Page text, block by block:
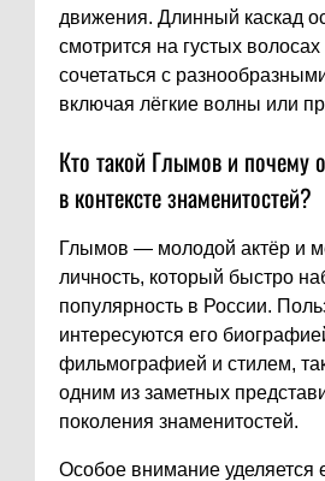
движения. Длинный каскад
смотрится на густых
сочетаться с
включая лёгкие волны или
Кто такой Глымов и почему
в контексте знаменитостей?
Глымов — молодой актёр и
личность, который быстро
популярность в России.
интересуются его
фильмографией и стилем,
одним из заметных
поколения знаменитостей.
Особое внимание уделяется